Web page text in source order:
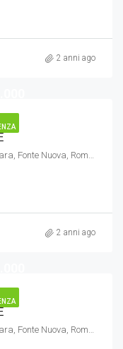
2 anni ago
Via Dodici Ottobre, Valle dei Corsi, Tor Lupara, Fonte Nuova, Roma, Lazio, 00010, Italia
2 anni ago
Via Dodici Ottobre, Valle dei Corsi, Tor Lupara, Fonte Nuova, Roma, Lazio, 00010, Italia